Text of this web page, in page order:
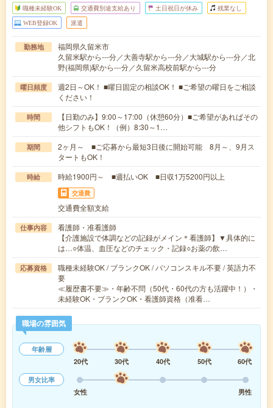
職種未経験OK 交通費別途支給あり 土日祝日が休み 残業なし
WEB登録OK 派遣
勤務地
福岡県久留米市
久留米駅から---分／大善寺駅から---分／大城駅から---分／北
野(福岡県)駅から---分／久留米高校前駅から---分
曜日頻度
週2日～OK！ ■曜日固定の相談OK！ ■ご希望の曜日をご相談
ください！
時間
【日勤のみ】9:00～17:00（休憩60分）■ご希望があればその
他シフトもOK！（例）8:30～1…
期間
2ヶ月～ ■ご応募から最短3日後に開始可能 8月～、9月ス
タートもOK！
時給 時給1900円～ ■週払いOK ■日収1万5200円以上
交通費
交通費全額支給
仕事内容
看護師・准看護師
【介護施設で体調などの記録がメイン＊看護師】▼具体的に
は…○体温、血圧などのチェック・記録○お薬の飲…
応募資格
職種未経験OK / ブランクOK / パソコンスキル不要 / 英語力不
要
≪履歴書不要≫・年齢不問（50代・60代の方も活躍中！）・
未経験OK・ブランクOK・看護師資格（准看…
職場の雰囲気
年齢層
20代
30代 40代 50代
60代
男女比率
女性
男性